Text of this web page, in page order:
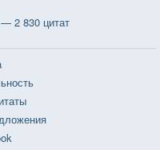
2 830 цитат